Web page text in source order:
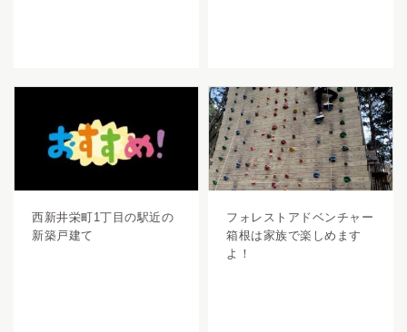
西新井栄町1丁目の駅近の
新築戸建て
フォレストアドベンチャー
箱根は家族で楽しめます
よ！